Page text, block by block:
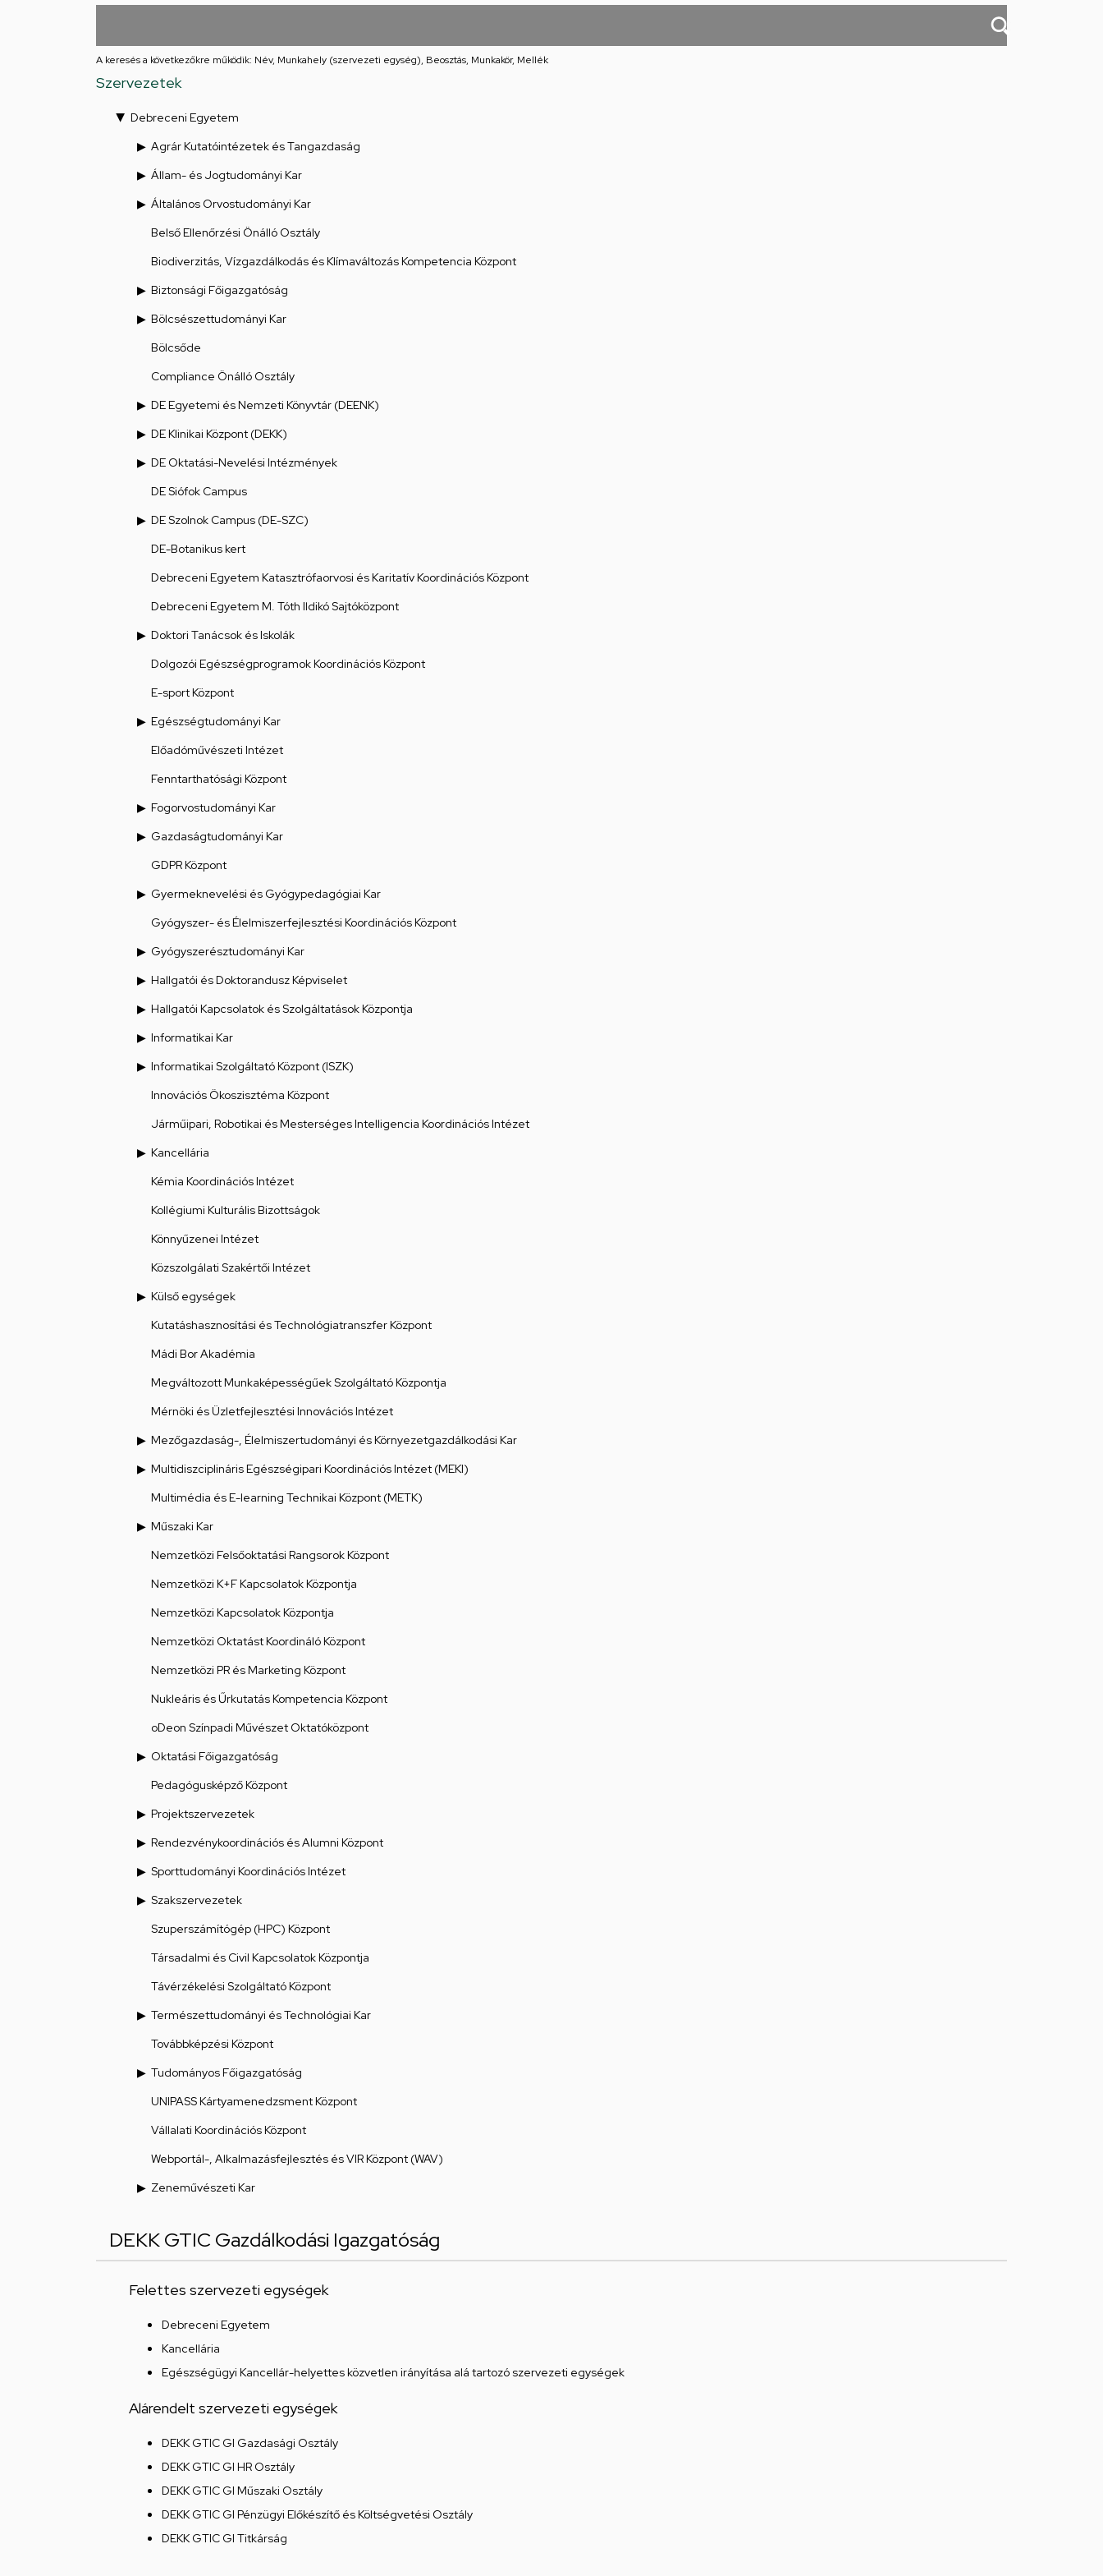
feladatellátási
A keresés a következőkre működik: Név, Munkahely (szervezeti egység), Beosztás, Munkakör, Mellék
Szervezetek
Debreceni Egyetem
Agrár Kutatóintézetek és Tangazdaság
Állam- és Jogtudományi Kar
Általános Orvostudományi Kar
Belső Ellenőrzési Önálló Osztály
Biodiverzitás, Vízgazdálkodás és Klímaváltozás Kompetencia Központ
Biztonsági Főigazgatóság
Bölcsészettudományi Kar
Bölcsőde
Compliance Önálló Osztály
DE Egyetemi és Nemzeti Könyvtár (DEENK)
DE Klinikai Központ (DEKK)
DE Oktatási-Nevelési Intézmények
DE Siófok Campus
DE Szolnok Campus (DE-SZC)
DE-Botanikus kert
Debreceni Egyetem Katasztrófaorvosi és Karitatív Koordinációs Központ
Debreceni Egyetem M. Tóth Ildikó Sajtóközpont
Doktori Tanácsok és Iskolák
Dolgozói Egészségprogramok Koordinációs Központ
E-sport Központ
Egészségtudományi Kar
Előadóművészeti Intézet
Fenntarthatósági Központ
Fogorvostudományi Kar
Gazdaságtudományi Kar
GDPR Központ
Gyermeknevelési és Gyógypedagógiai Kar
Gyógyszer- és Élelmiszerfejlesztési Koordinációs Központ
Gyógyszerésztudományi Kar
Hallgatói és Doktorandusz Képviselet
Hallgatói Kapcsolatok és Szolgáltatások Központja
Informatikai Kar
Informatikai Szolgáltató Központ (ISZK)
Innovációs Ökoszisztéma Központ
Járműipari, Robotikai és Mesterséges Intelligencia Koordinációs Intézet
Kancellária
Kémia Koordinációs Intézet
Kollégiumi Kulturális Bizottságok
Könnyűzenei Intézet
Közszolgálati Szakértői Intézet
Külső egységek
Kutatáshasznosítási és Technológiatranszfer Központ
Mádi Bor Akadémia
Megváltozott Munkaképességűek Szolgáltató Központja
Mérnöki és Üzletfejlesztési Innovációs Intézet
Mezőgazdaság-, Élelmiszertudományi és Környezetgazdálkodási Kar
Multidiszciplináris Egészségipari Koordinációs Intézet (MEKI)
Multimédia és E-learning Technikai Központ (METK)
Műszaki Kar
Nemzetközi Felsőoktatási Rangsorok Központ
Nemzetközi K+F Kapcsolatok Központja
Nemzetközi Kapcsolatok Központja
Nemzetközi Oktatást Koordináló Központ
Nemzetközi PR és Marketing Központ
Nukleáris és Űrkutatás Kompetencia Központ
oDeon Színpadi Művészet Oktatóközpont
Oktatási Főigazgatóság
Pedagógusképző Központ
Projektszervezetek
Rendezvénykoordinációs és Alumni Központ
Sporttudományi Koordinációs Intézet
Szakszervezetek
Szuperszámítógép (HPC) Központ
Társadalmi és Civil Kapcsolatok Központja
Távérzékelési Szolgáltató Központ
Természettudományi és Technológiai Kar
Továbbképzési Központ
Tudományos Főigazgatóság
UNIPASS Kártyamenedzsment Központ
Vállalati Koordinációs Központ
Webportál-, Alkalmazásfejlesztés és VIR Központ (WAV)
Zeneművészeti Kar
DEKK GTIC Gazdálkodási Igazgatóság
Felettes szervezeti egységek
Debreceni Egyetem
Kancellária
Egészségügyi Kancellár-helyettes közvetlen irányítása alá tartozó szervezeti egységek
Alárendelt szervezeti egységek
DEKK GTIC GI Gazdasági Osztály
DEKK GTIC GI HR Osztály
DEKK GTIC GI Műszaki Osztály
DEKK GTIC GI Pénzügyi Előkészítő és Költségvetési Osztály
DEKK GTIC GI Titkárság